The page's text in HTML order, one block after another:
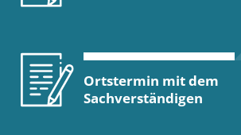
Ortstermin mit dem
Sachverständigen